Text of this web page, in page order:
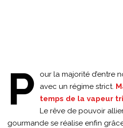
P
our la majorité d’entre
avec un régime strict.
temps de la vapeur
Le rêve de pouvoir
gourmande se réalise enfin